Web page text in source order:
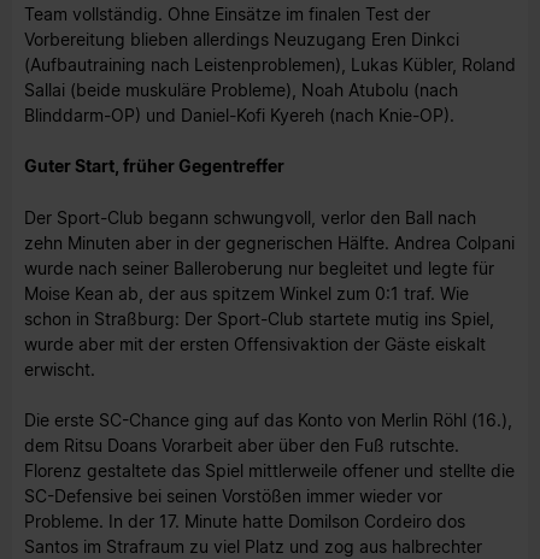
Team vollständig. Ohne Einsätze im finalen Test der
Vorbereitung blieben allerdings Neuzugang Eren Dinkci
(Aufbautraining nach Leistenproblemen), Lukas Kübler, Roland
Sallai (beide muskuläre Probleme), Noah Atubolu (nach
Blinddarm-OP) und Daniel-Kofi Kyereh (nach Knie-OP).
Guter Start, früher Gegentreffer
Der Sport-Club begann schwungvoll, verlor den Ball nach
zehn Minuten aber in der gegnerischen Hälfte. Andrea Colpani
wurde nach seiner Balleroberung nur begleitet und legte für
Moise Kean ab, der aus spitzem Winkel zum 0:1 traf. Wie
schon in Straßburg: Der Sport-Club startete mutig ins Spiel,
wurde aber mit der ersten Offensivaktion der Gäste eiskalt
erwischt.
Die erste SC-Chance ging auf das Konto von Merlin Röhl (16.),
dem Ritsu Doans Vorarbeit aber über den Fuß rutschte.
Florenz gestaltete das Spiel mittlerweile offener und stellte die
SC-Defensive bei seinen Vorstößen immer wieder vor
Probleme. In der 17. Minute hatte Domilson Cordeiro dos
Santos im Strafraum zu viel Platz und zog aus halbrechter